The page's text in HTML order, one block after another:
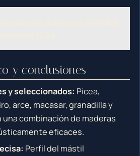
y conclusiones
y seleccionados: Pícea,
arce, macasar, granadilla y
combinación de maderas
eficaces.
Perfil del mástil